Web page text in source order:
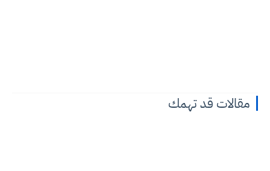
مقالات قد تهمك